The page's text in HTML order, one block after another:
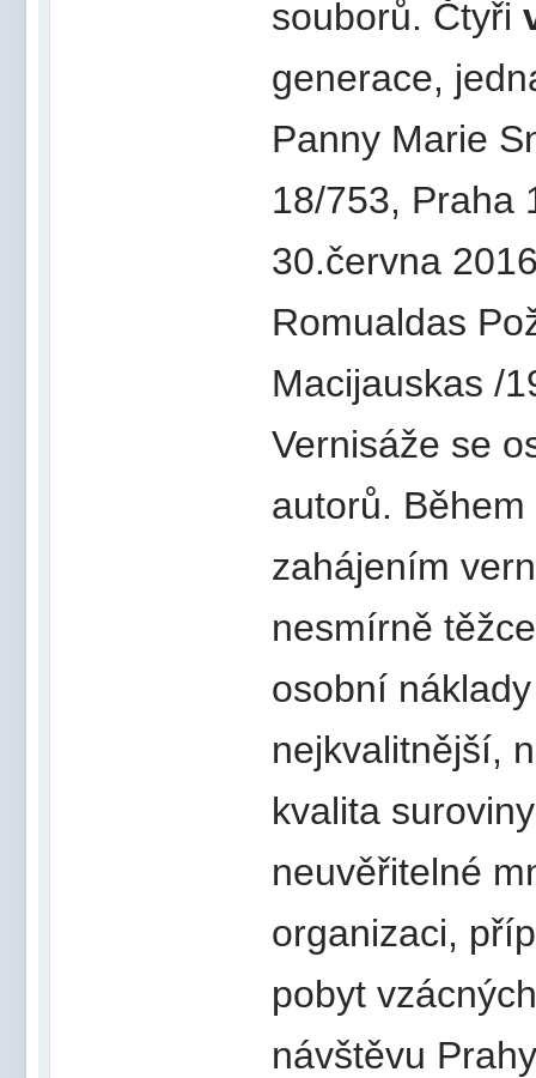
souborů. Čtyři
generace,
Panny Marie
18/753, Praha
30.června
Romualdas
Macijauskas /
Vernisáže se
autorů.
zahájením
nesmírně
osobní
nejkvalitnější,
kvalita
neuvěřitelné
organizaci,
pobyt
návštěvu